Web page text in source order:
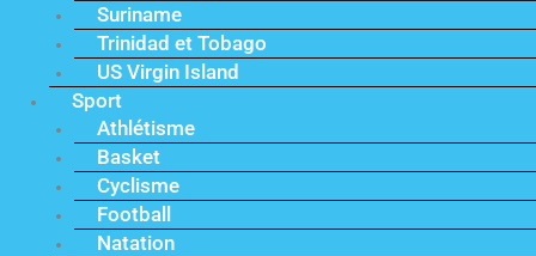
Suriname
Trinidad et Tobago
US Virgin Island
Sport
Athlétisme
Basket
Cyclisme
Football
Natation